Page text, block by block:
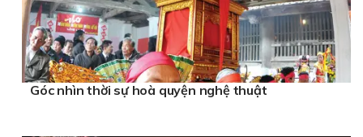
Góc nhìn thời sự hoà quyện nghệ thuật